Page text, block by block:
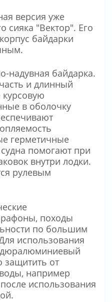
версия уже
сияка "Вектор". Его
байдарки
надувная байдарка.
и длинный
курсовую
в оболочку
герметичные
помогают при
внутри лодки.
рулевым
походы
по большим
использования
защитить от
например
использования